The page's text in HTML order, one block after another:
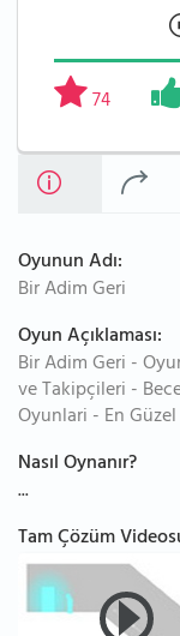
74
Oyunun Adı:
Bir Adim Geri
Oyun Açıklaması:
Bir Adim Geri -
ve Takipçileri -
Oyunlari - En
Nasıl Oynanır?
...
Tam Çözüm